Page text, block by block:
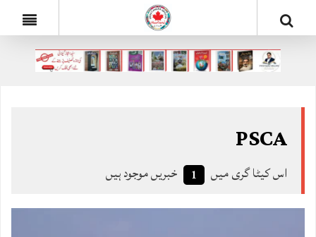
PSCA
اس کیٹا گری میں 1 خبریں موجود ہیں